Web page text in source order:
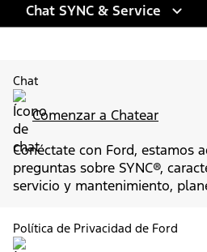
Chat SYNC & Service
Chat
Comenzar a Chatear
Conéctate con Ford, estamos
preguntas sobre SYNC®,
servicio y mantenimiento,
Política de Privacidad de Ford